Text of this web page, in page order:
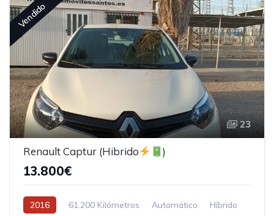
Vendido
23
Renault Captur (Hibrido )
13.800€
2016 61.200 Kilómetros Automático
Híbrido